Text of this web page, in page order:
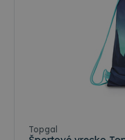
Topgal